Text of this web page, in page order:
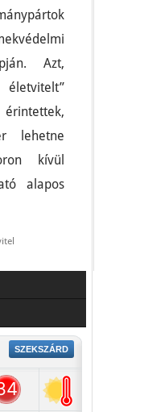
Azt,
lehetne
kívül
alapos